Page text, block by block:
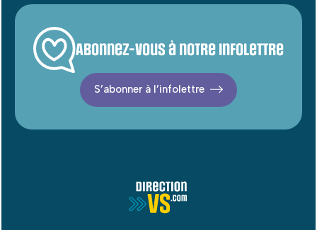
Abonnez-vous à notre infolettre
S’abonner à l’infolettre